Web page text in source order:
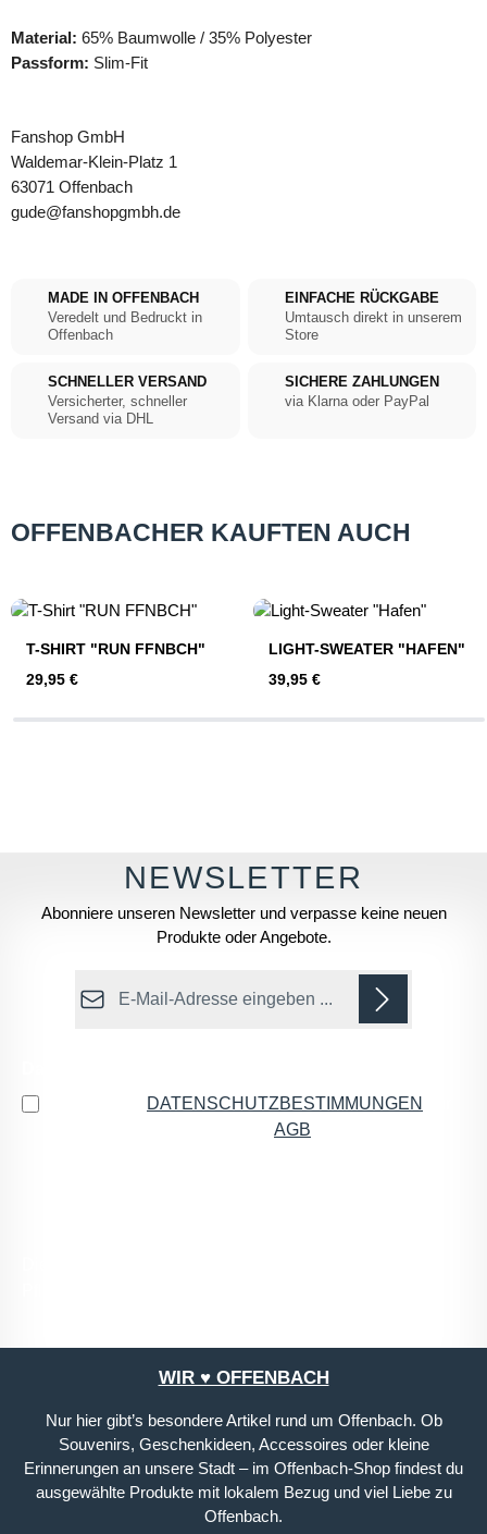
Material: 65% Baumwolle / 35% Polyester
Passform: Slim-Fit
Fanshop GmbH
Waldemar-Klein-Platz 1
63071 Offenbach
gude@fanshopgmbh.de
MADE IN OFFENBACH
Veredelt und Bedruckt in
Offenbach
EINFACHE RÜCKGABE
Umtausch direkt in unserem
Store
SCHNELLER VERSAND
Versicherter, schneller
Versand via DHL
SICHERE ZAHLUNGEN
via Klarna oder PayPal
OFFENBACHER KAUFTEN AUCH
T-SHIRT "RUN FFNBCH"
Regulärer Preis:
29,95 €
LIGHT-SWEATER "HAFEN"
Regulärer Preis:
39,95 €
Abonniere unseren Newsletter und verpasse keine neuen
Produkte oder Angebote.
E-Mail-Adresse*
DATENSCHUTZBESTIMMUNGEN
AGB
WIR ♥ OFFENBACH
Nur hier gibt’s besondere Artikel rund um Offenbach. Ob
Souvenirs, Geschenkideen, Accessoires oder kleine
Erinnerungen an unsere Stadt – im Offenbach-Shop findest du
ausgewählte Produkte mit lokalem Bezug und viel Liebe zu
Offenbach.